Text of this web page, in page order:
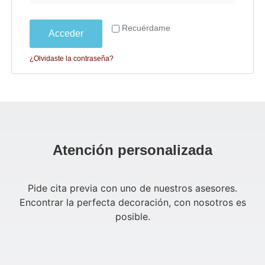
Recuérdame
Acceder
¿Olvidaste la contraseña?
Atención personalizada
Pide cita previa con uno de nuestros asesores.
Encontrar la perfecta decoración, con nosotros es
posible.